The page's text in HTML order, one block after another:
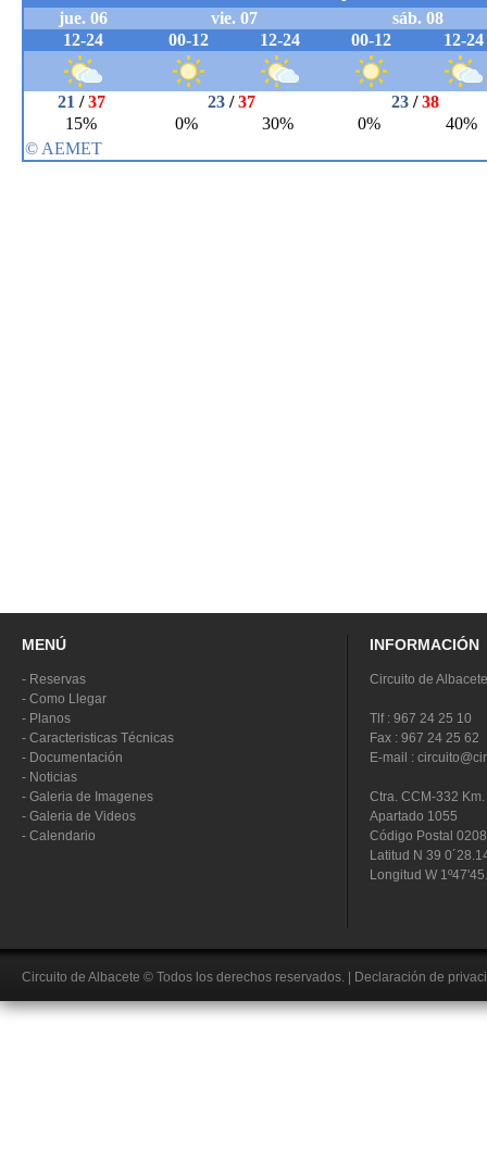
MENÚ
- Reservas
- Como Llegar
- Planos
- Caracteristicas Técnicas
- Documentación
- Noticias
- Galeria de Imagenes
- Galeria de Videos
- Calendario
INFORMACIÓN
Circuito de Albacete
Tlf : 967 24 25 10
Fax : 967 24 25 62
E-mail :
Ctra. CCM-332
Apartado 1055
Código Postal
Latitud N 39
Longitud W
Circuito de Albacete © Todos los derechos reservados. Declaración de